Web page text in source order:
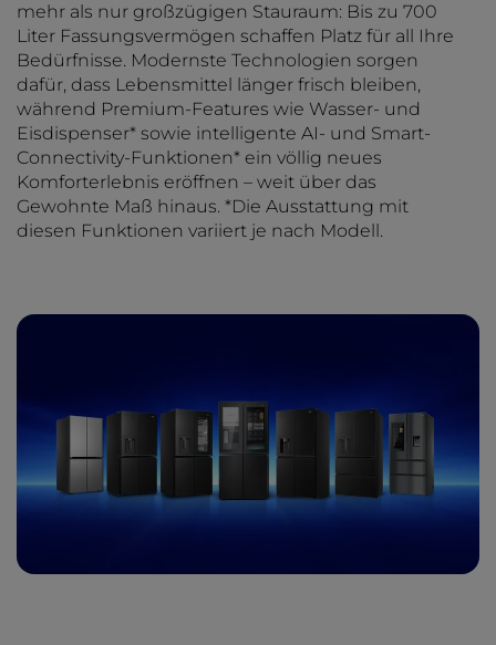
mehr als nur großzügigen Stauraum: Bis zu 700
Liter Fassungsvermögen schaffen Platz für all Ihre
Bedürfnisse. Modernste Technologien sorgen
dafür, dass Lebensmittel länger frisch bleiben,
während Premium-Features wie Wasser- und
Eisdispenser* sowie intelligente AI- und Smart-
Connectivity-Funktionen* ein völlig neues
Komforterlebnis eröffnen – weit über das
Gewohnte Maß hinaus. *Die Ausstattung mit
diesen Funktionen variiert je nach Modell.